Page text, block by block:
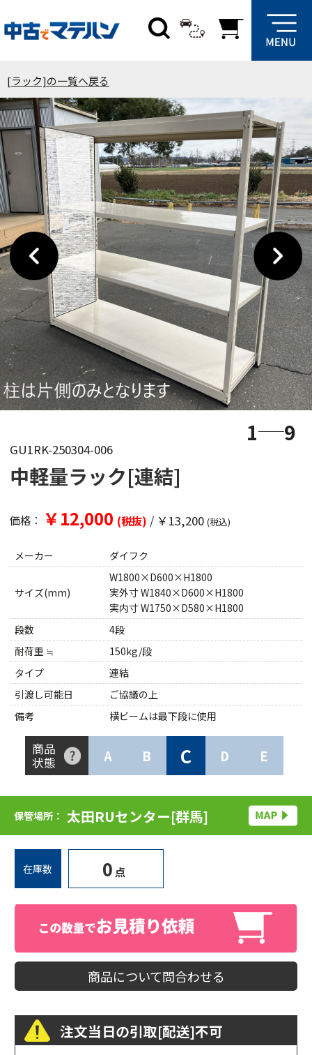
[ラック]の一覧へ戻る
1 9
GU1RK-250304-006
中軽量ラック[連結]
価格： ￥12,000 (税抜) / ￥13,200 (税込)
メーカー ダイフク
サイズ(mm)
W1800×D600×H1800
実外寸 W1840×D600×H1800
実内寸 W1750×D580×H1800
段数
4段
耐荷重 ≒
150kg/段
タイプ
連結
引渡し可能日
ご協議の上
備考
横ビームは最下段に使用
商品
状態
A B C D E
保管場所： 太田RUセンター[群馬]
在庫数 0 点
商品について問合わせる
注文当日の引取[配送]不可